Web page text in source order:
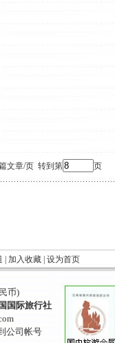
文章/页 转到第 页
加入收藏 设为首页
币)
国际旅行社
公司帐号